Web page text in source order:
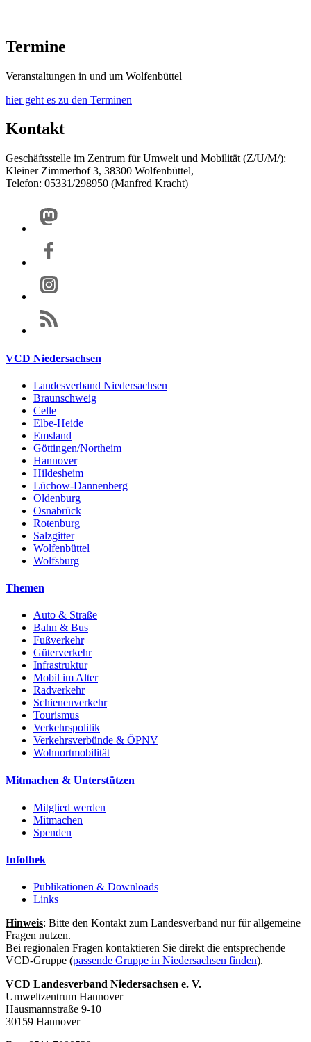
Termine
Veranstaltungen in und um Wolfenbüttel
hier geht es zu den Terminen
Kontakt
Geschäftsstelle im Zentrum für Umwelt und Mobilität (Z/U/M/):
Kleiner Zimmerhof 3, 38300 Wolfenbüttel,
Telefon: 05331/298950 (Manfred Kracht)
VCD Niedersachsen
Landesverband Niedersachsen
Braunschweig
Celle
Elbe-Heide
Emsland
Göttingen/Northeim
Hannover
Hildesheim
Lüchow-Dannenberg
Oldenburg
Osnabrück
Rotenburg
Salzgitter
Wolfenbüttel
Wolfsburg
Themen
Auto & Straße
Bahn & Bus
Fußverkehr
Güterverkehr
Infrastruktur
Mobil im Alter
Radverkehr
Schienenverkehr
Tourismus
Verkehrspolitik
Verkehrsverbünde & ÖPNV
Wohnortmobilität
Mitmachen & Unterstützen
Mitglied werden
Mitmachen
Spenden
Infothek
Publikationen & Downloads
Links
Hinweis: Bitte den Kontakt zum Landesverband nur für allgemeine
Fragen nutzen.
Bei regionalen Fragen kontaktieren Sie direkt die entsprechende
VCD-Gruppe (passende Gruppe in Niedersachsen finden).
VCD Landesverband Niedersachsen e. V.
Umweltzentrum Hannover
Hausmannstraße 9-10
30159 Hannover